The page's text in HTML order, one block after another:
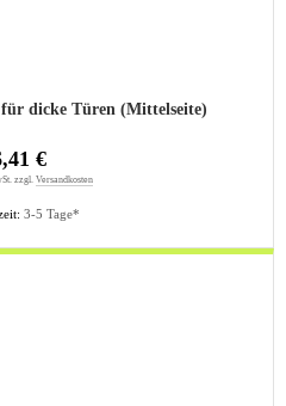
für dicke Türen (Mittelseite)
3-5 Tage*
€
zzgl. Versandkosten